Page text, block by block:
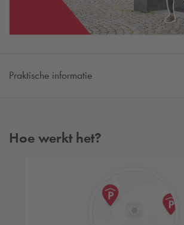
Praktische informatie
Hoe werkt het?